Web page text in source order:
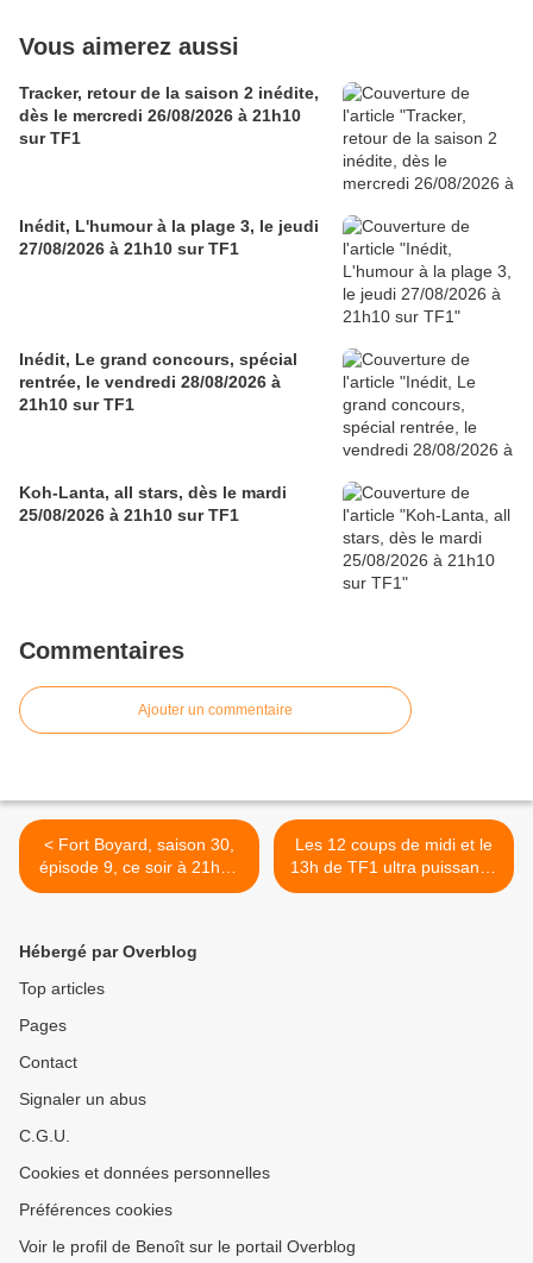
Vous aimerez aussi
Tracker, retour de la saison 2 inédite,
dès le mercredi 26/08/2026 à 21h10
sur TF1
Inédit, L'humour à la plage 3, le jeudi
27/08/2026 à 21h10 sur TF1
Inédit, Le grand concours, spécial
rentrée, le vendredi 28/08/2026 à
21h10 sur TF1
Koh-Lanta, all stars, dès le mardi
25/08/2026 à 21h10 sur TF1
Commentaires
Ajouter un commentaire
< Fort Boyard, saison 30,
épisode 9, ce soir à 21h05
sur France 2
Les 12 coups de midi et le
13h de TF1 ultra puissants.
Les feuilletons toujours au
Hébergé par Overblog
Top articles
Pages
Contact
Signaler un abus
C.G.U.
Cookies et données personnelles
Préférences cookies
Voir le profil de Benoît sur le portail Overblog